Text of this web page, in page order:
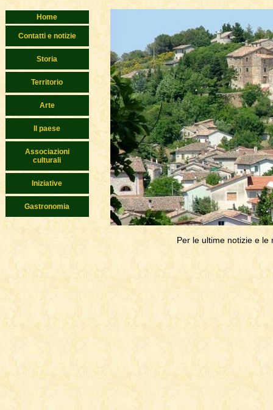
Home
Contatti e notizie
Storia
Territorio
Arte
Il paese
Associazioni
culturali
Iniziative
Gastronomia
Per le ultime notizie e